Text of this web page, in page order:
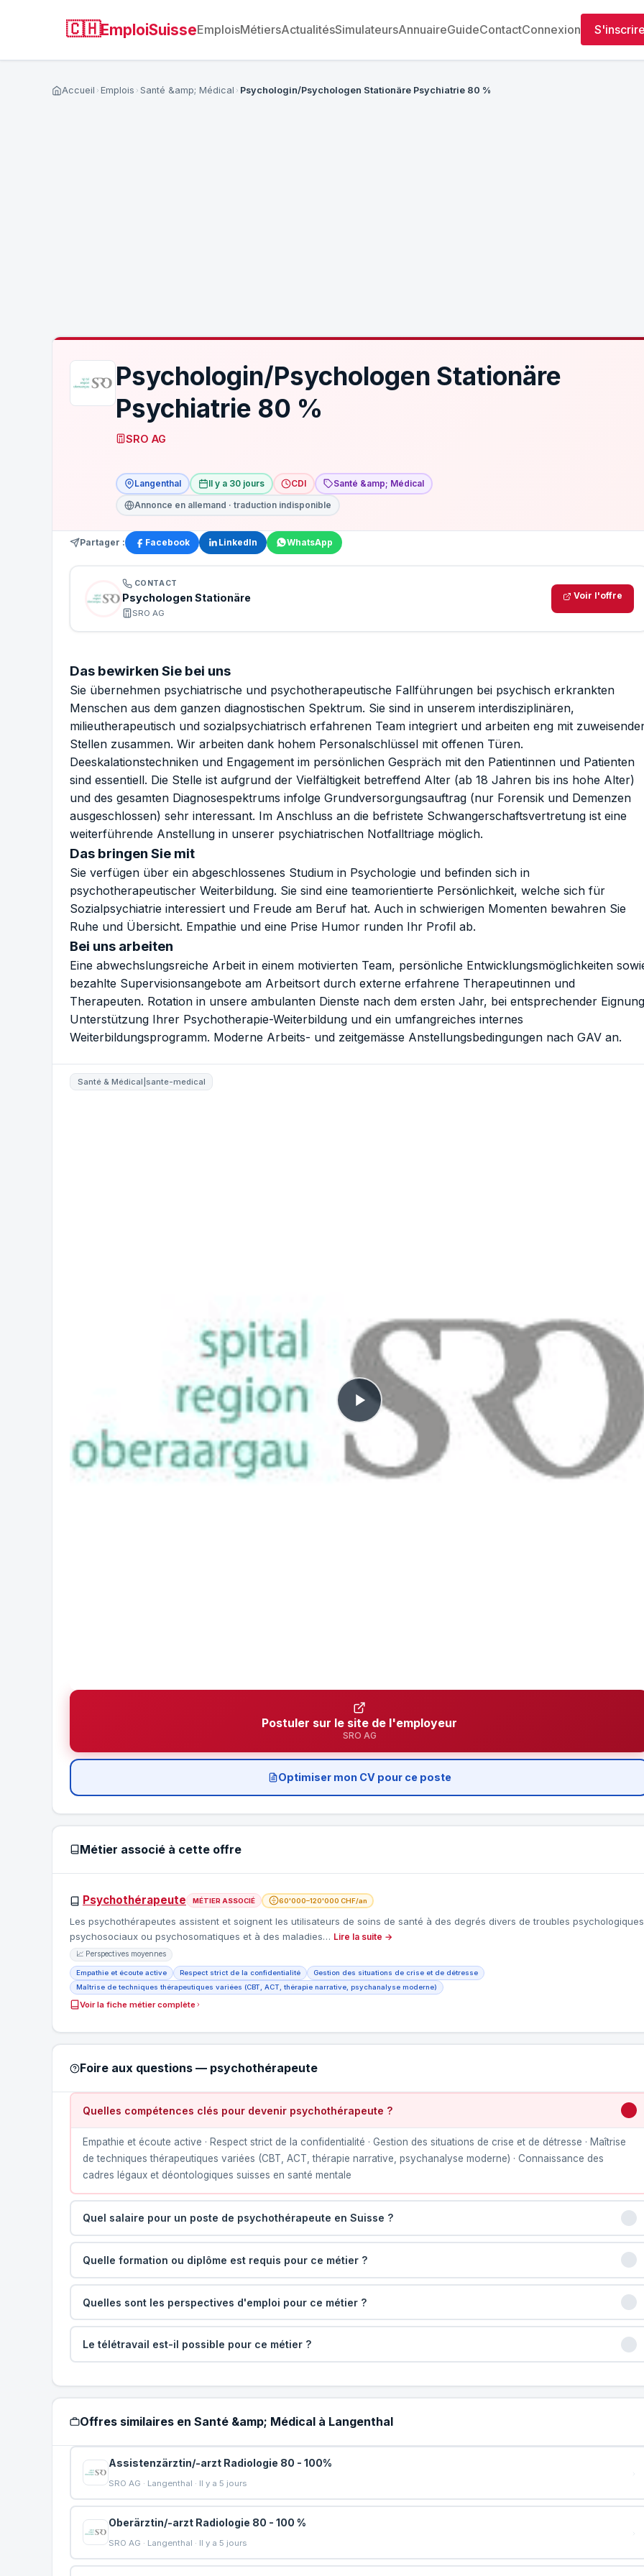
🇨🇭EmploiSuisseEmploisMétiersActualitésSimulateursAnnuaireGuideContactConnexion
Accueil Emplois Santé &amp; Médical Psychologin/Psychologen Stationäre Psychiatrie 80 %
Psychologin/Psychologen Stationäre
Psychiatrie 80 %
SRO AG
Langenthal Il y a 30 jours CDI
Santé &amp; Médical
Annonce en allemand · traduction indisponible
Partager : Facebook LinkedIn WhatsApp
CONTACT
Psychologen Stationäre
SRO AG
Voir l'offre
Das bewirken Sie bei uns
Sie übernehmen psychiatrische und psychotherapeutische Fallführungen bei psychisch erkrankten
Menschen aus dem ganzen diagnostischen Spektrum. Sie sind in unserem interdisziplinären,
milieutherapeutisch und sozialpsychiatrisch erfahrenen Team integriert und arbeiten eng mit
Stellen zusammen. Wir arbeiten dank hohem Personalschlüssel mit offenen Türen.
Deeskalationstechniken und Engagement im persönlichen Gespräch mit den Patientinnen und Patienten
sind essentiell. Die Stelle ist aufgrund der Vielfältigkeit betreffend Alter (ab 18 Jahren bis ins hohe Alter)
und des gesamten Diagnosespektrums infolge Grundversorgungsauftrag (nur Forensik und Demenzen
ausgeschlossen) sehr interessant. Im Anschluss an die befristete Schwangerschaftsvertretung ist eine
weiterführende Anstellung in unserer psychiatrischen Notfalltriage möglich.
Das bringen Sie mit
Sie verfügen über ein abgeschlossenes Studium in Psychologie und befinden sich in
psychotherapeutischer Weiterbildung. Sie sind eine teamorientierte Persönlichkeit, welche sich für
Sozialpsychiatrie interessiert und Freude am Beruf hat. Auch in schwierigen Momenten bewahren Sie
Ruhe und Übersicht. Empathie und eine Prise Humor runden Ihr Profil ab.
Bei uns arbeiten
Eine abwechslungsreiche Arbeit in einem motivierten Team, persönliche Entwicklungsmöglichkeiten
bezahlte Supervisionsangebote am Arbeitsort durch externe erfahrene Therapeutinnen und
Therapeuten. Rotation in unsere ambulanten Dienste nach dem ersten Jahr, bei entsprechender
Unterstützung Ihrer Psychotherapie-Weiterbildung und ein umfangreiches internes
Weiterbildungsprogramm. Moderne Arbeits- und zeitgemässe Anstellungsbedingungen nach GAV an.
Santé & Médical|sante-medical
Postuler sur le site de l'employeur
SRO AG
Optimiser mon CV pour ce poste
Métier associé à cette offre
Psychothérapeute MÉTIER ASSOCIÉ 60'000–120'000 CHF/an
Les psychothérapeutes assistent et soignent les utilisateurs de soins de santé à des degrés divers de troubles
psychosociaux ou psychosomatiques et à des maladies… Lire la suite →
📈 Perspectives moyennes
Empathie et écoute active Respect strict de la confidentialité
Gestion des situations de crise et de détresse
Maîtrise de techniques thérapeutiques variées (CBT, ACT, thérapie narrative, psychanalyse moderne)
Voir la fiche métier complète
Foire aux questions — psychothérapeute
Quelles compétences clés pour devenir psychothérapeute ?
Empathie et écoute active · Respect strict de la confidentialité · Gestion des situations de crise et de détresse · Maîtrise
de techniques thérapeutiques variées (CBT, ACT, thérapie narrative, psychanalyse moderne) · Connaissance des
cadres légaux et déontologiques suisses en santé mentale
Quel salaire pour un poste de psychothérapeute en Suisse ?
Quelle formation ou diplôme est requis pour ce métier ?
Quelles sont les perspectives d'emploi pour ce métier ?
Le télétravail est-il possible pour ce métier ?
Offres similaires en Santé &amp; Médical à Langenthal
Assistenzärztin/-arzt Radiologie 80 - 100%
SRO AG · Langenthal · Il y a 5 jours
Oberärztin/-arzt Radiologie 80 - 100 %
SRO AG · Langenthal · Il y a 5 jours